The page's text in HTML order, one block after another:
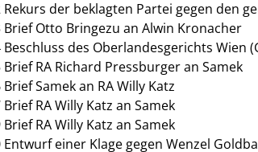
Rekurs der beklagten Partei gegen den
Brief Otto Bringezu an Alwin Kronacher
Beschluss des Oberlandesgerichts Wien
Brief RA Richard Pressburger an Samek
Brief Samek an RA Willy Katz
Brief RA Willy Katz an Samek
Brief RA Willy Katz an Samek
Entwurf einer Klage gegen Wenzel